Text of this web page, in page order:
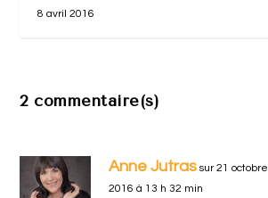
8 avril 2016
2 commentaire(s)
Anne Jutras sur 21 octobre
2016 à 13 h 32 min